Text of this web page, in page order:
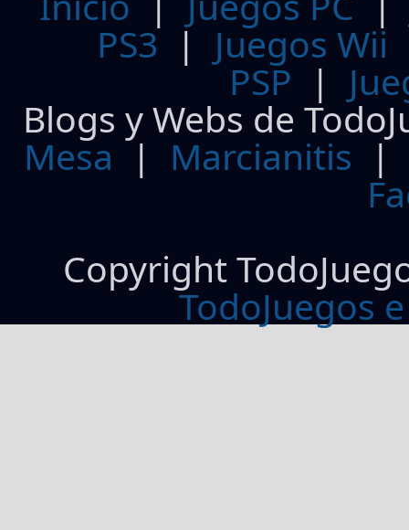
PS3| Juegos Wii
PSP |
Blogs y Webs de
Mesa | Marcianitis |
Copyright
TodoJuegos